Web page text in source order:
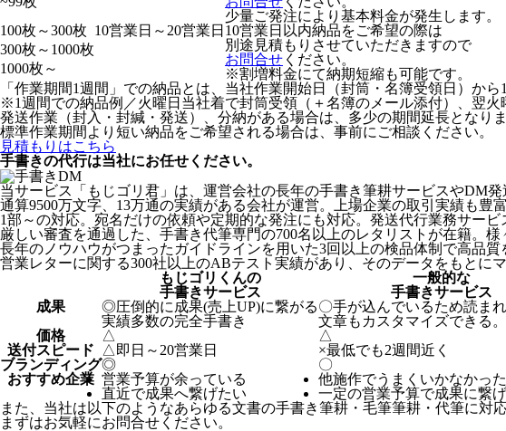
少量ご発注により基本料金が発生します。
100枚～300枚 10営業日～20営業日 10営業日以内納品をご希望の際は
別途見積もりさせていただきますので
お問合せ ください。
※割増料金にて納期短縮も可能です。
300枚～1000枚
1000枚～
「作業期間1週間」での納品とは、当社作業開始日（封筒・名簿受領日）から
※1週間での納品例／火曜日当社着で封筒受領（＋名簿のメール添付）、翌
発送作業（封入・封緘・発送）、分納がある場合は、多少の期間延長となりま
標準作業期間より短い納品をご希望される場合は、事前にご相談ください。
見積もりはこちら
手書きの代行は当社にお任せください。
当サービス「もじゴリ君」は、運営会社の長年の手書き筆耕サービスやDM
通算9500万文字、13万通の実績がある会社が運営。上場企業の取引実績も豊
1部～の対応。宛名だけの依頼や定期的な発注にも対応。発送代行業務サービ
厳しい審査を通過した、手書き代筆専門の700名以上のレタリストが在籍。
長年のノウハウがつまったガイドラインを用いた3回以上の検品体制で高品質
営業レターに関する300社以上のABテスト実績があり、そのデータをもと
もじゴリくんの
手書きサービス
一般的な
手書きサービス
成果
◎圧倒的に成果(売上UP)に繋がる
実績多数の完全手書き
〇手が込んでいるため読まれ
文章もカスタマイズできる。
価格
△ △
送付スピード
△ 即日～20営業日 ×最低でも2週間近く
ブランディング◎ 〇
おすすめ企業 営業予算が余っている
直近で成果へ繋げたい
他施作でうまくいかなかった
一定の営業予算で成果に繋
また、当社は以下のようなあらゆる文書の手書き筆耕・毛筆筆耕・代筆に対応
まずはお気軽にお問合せください。